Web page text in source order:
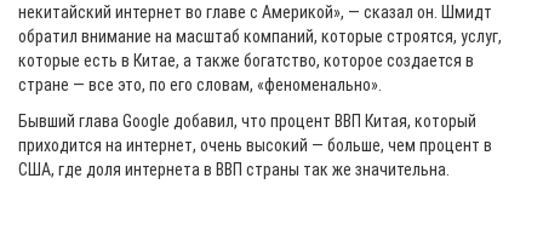
некитайский интернет во главе с Америкой», — сказал он. Шмидт
обратил внимание на масштаб компаний, которые строятся, услуг,
которые есть в Китае, а также богатство, которое создается в
стране — все это, по его словам, «феноменально».
Бывший глава Google добавил, что процент ВВП Китая, который
приходится на интернет, очень высокий — больше, чем процент в
США, где доля интернета в ВВП страны так же значительна.